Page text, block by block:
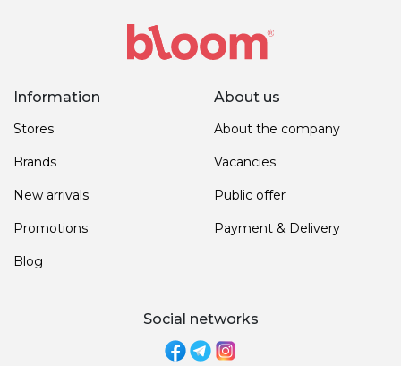
Information
Stores
Brands
New arrivals
Promotions
Blog
About us
About the company
Vacancies
Public offer
Payment & Delivery
Social networks